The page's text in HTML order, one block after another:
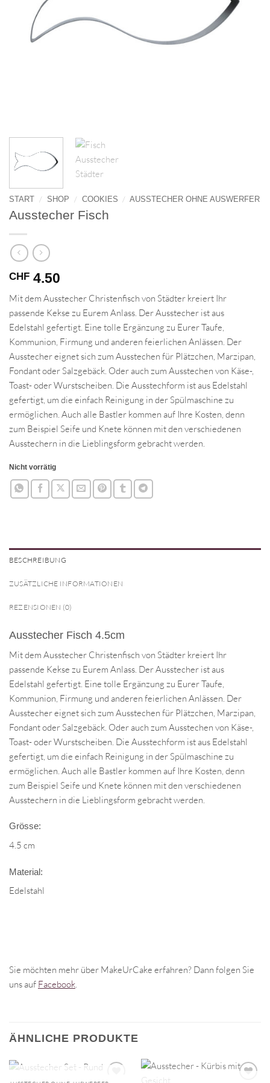
START / SHOP / COOKIES / AUSSTECHER OHNE AUSWERFER
Ausstecher Fisch
CHF 4.50
Mit dem Ausstecher Christenfisch von Städter kreiert Ihr
passende Kekse zu Eurem Anlass. Der Ausstecher ist aus
Edelstahl gefertigt. Eine tolle Ergänzung zu Eurer Taufe,
Kommunion, Firmung und anderen feierlichen Anlässen. Der
Ausstecher eignet sich zum Ausstechen für Plätzchen, Marzipan,
Fondant oder Salzgebäck. Oder auch zum Ausstechen von Käse-,
Toast- oder Wurstscheiben. Die Ausstechform ist aus Edelstahl
gefertigt, um die einfach Reinigung in der Spülmaschine zu
ermöglichen. Auch alle Bastler kommen auf Ihre Kosten, denn
zum Beispiel Seife und Knete können mit den verschiedenen
Ausstechern in die Lieblingsform gebracht werden.
Nicht vorrätig
BESCHREIBUNG
ZUSÄTZLICHE INFORMATIONEN
REZENSIONEN (0)
Ausstecher Fisch 4.5cm
Mit dem Ausstecher Christenfisch von Städter kreiert Ihr
passende Kekse zu Eurem Anlass. Der Ausstecher ist aus
Edelstahl gefertigt. Eine tolle Ergänzung zu Eurer Taufe,
Kommunion, Firmung und anderen feierlichen Anlässen. Der
Ausstecher eignet sich zum Ausstechen für Plätzchen, Marzipan,
Fondant oder Salzgebäck. Oder auch zum Ausstechen von Käse-,
Toast- oder Wurstscheiben. Die Ausstechform ist aus Edelstahl
gefertigt, um die einfach Reinigung in der Spülmaschine zu
ermöglichen. Auch alle Bastler kommen auf Ihre Kosten, denn
zum Beispiel Seife und Knete können mit den verschiedenen
Ausstechern in die Lieblingsform gebracht werden.
Grösse:
4.5 cm
Material:
Edelstahl
Sie möchten mehr über MakeUrCake erfahren? Dann folgen Sie
uns auf Facebook.
ÄHNLICHE PRODUKTE